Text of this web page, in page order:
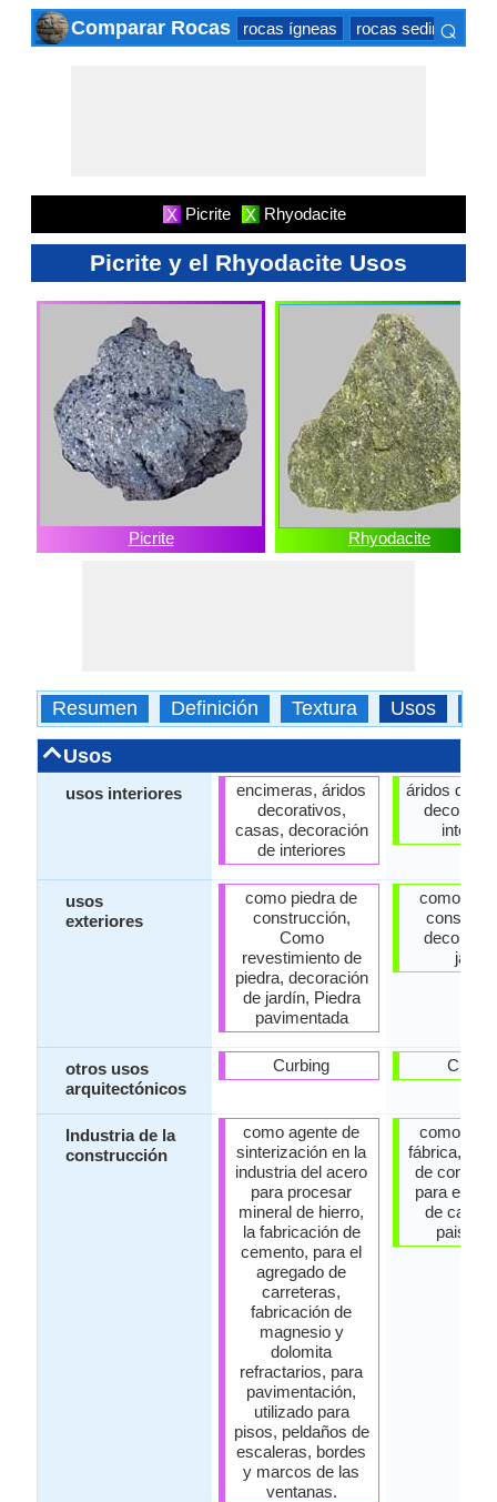
Comparar Rocas rocas ígneas rocas ⌕
X Picrite X Rhyodacite
Picrite y el Rhyodacite Usos
Picrite Rhyodacite
Resumen Definición Textura Usos
Usos
usos interiores
usos
exteriores
otros usos
arquitectónicos
Industria de la
construcción
encimeras, áridos
decorativos,
casas, decoración
de interiores
como piedra de
construcción,
Como
revestimiento de
piedra, decoración
de jardín, Piedra
pavimentada
Curbing
como agente de
sinterización en la
industria del acero
para procesar
mineral de hierro,
la fabricación de
cemento, para el
agregado de
carreteras,
fabricación de
magnesio y
dolomita
refractarios, para
pavimentación,
utilizado para
pisos, peldaños de
escaleras, bordes
y marcos de las
ventanas.
áridos
como
jardín
como
fábrica,
de
para el
de